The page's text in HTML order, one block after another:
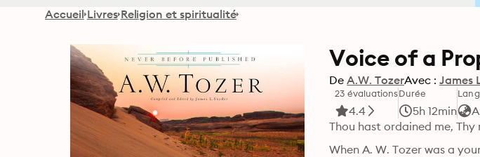
Accueil Livres Religion et spiritualité
Voice of a
De A.W. TozerAvec : James
23 évaluations
4.4
Durée
5h 12min
Thou hast ordained me,
When A. W. Tozer was a